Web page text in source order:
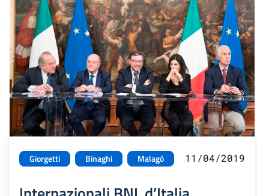
Giorgetti Binaghi Malagò 11/04/2019